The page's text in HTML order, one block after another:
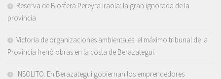
Reserva de Biosfera Pereyra Iraola: la gran ignorada de la
provincia
Victoria de organizaciones ambientales: el máximo tribunal de la
Provincia frenó obras en la costa de Berazategui.
INSOLITO. En Berazategui gobiernan los emprendedores